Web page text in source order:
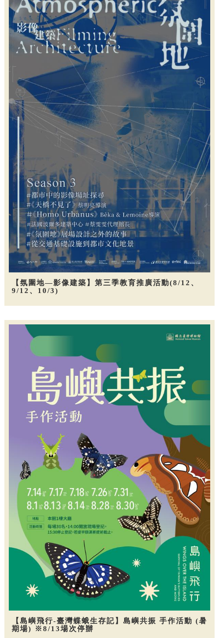
【氛圍地—影像建築】第三季教育推廣活動(8/12、
9/12、10/3)
【島嶼飛行-臺灣蝶蛾生存記】島嶼共振 手作活動 (暑
期場) ※8/13場次停辦